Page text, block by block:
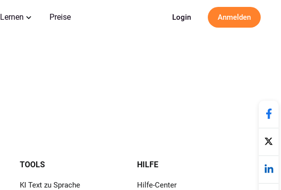
Lernen Preise Login Anmelden
TOOLS
KI Text zu Sprache
HILFE
Hilfe-Center